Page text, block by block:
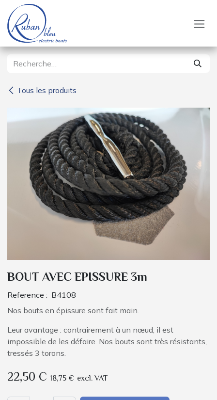
Se rendre au contenu
Tous les produits
BOUT AVEC EPISSURE 3m
Reference : B4108
Nos bouts en épissure sont fait main.
Leur avantage : contrairement à un nœud, il est
impossible de les défaire. Nos bouts sont très résistants,
tressés 3 torons.
22,50€ 18,75 € excl. VAT